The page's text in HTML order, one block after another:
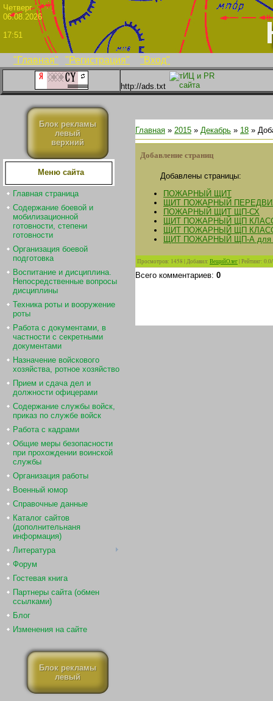
"Главная" "Регистрация" "Вход"
06.08.2026
17:51
http://ads.txt
Блок рекламы
левый
верхний
Меню сайта
Главная страница
Содержание боевой и
мобилизационной
готовности, степени
готовности
Организация боевой
подготовка
Воспитание и дисциплина.
Непосредственные вопросы
дисциплины
Техника роты и вооружение
роты
Работа с документами, в
частности с секретными
документами
Назначение войскового
хозяйства, ротное хозяйство
Прием и сдача дел и
должности офицерами
Содержание службы войск,
приказ по службе войск
Работа с кадрами
Общие меры безопасности
при прохождении воинской
службы
Организация работы
Военный юмор
Справочные данные
Каталог сайтов
(дополнительнаня
информация)
Литература
Форум
Гостевая книга
Партнеры сайта (обмен
ссылками)
Блог
Изменения на сайте
Блок рекламы
левый
Главная » 2015 » Декабрь » 18 »
Добавление страниц
Добавлены страницы:
ПОЖАРНЫЙ ЩИТ
ЩИТ ПОЖАРНЫЙ
ПОЖАРНЫЙ ЩИТ ЩП-СХ
ЩИТ ПОЖАРНЫЙ ЩП
ЩИТ ПОЖАРНЫЙ ЩП
ЩИТ ПОЖАРНЫЙ ЩП-А для
Просмотров: 1458 |Добавил: ВещийОлег|Рейтинг: 0.0/
Всего комментариев: 0